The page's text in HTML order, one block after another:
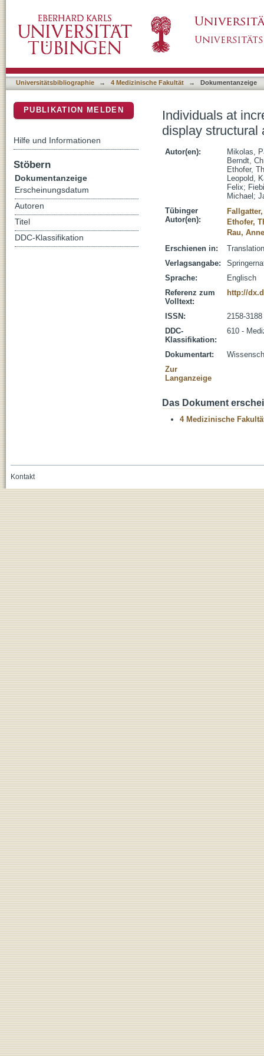
similar to people with manifest disease
Universitätsbibliographie → 4 Medizinische Fakultät → Dokumentanzeige
Individuals at
display structural
Autor(en):
Mikolas,
Berndt,
Ethofer,
Leopold,
Felix;
Michael ;
Tübinger
Autor(en):
Ethofer,
Rau,
Erschienen in:
Verlagsangabe:
Sprache:
Englisch
Referenz zum
Volltext:
http://
ISSN:
2158-3188
DDC-
Klassifikation:
610 -
Dokumentart:
Zur
Langanzeige
Das Dokument
4 Medizinische
PUBLIKATION MELDEN
Hilfe und Informationen
Stöbern
Dokumentanzeige
Erscheinungsdatum
Autoren
Titel
DDC-Klassifikation
Kontakt